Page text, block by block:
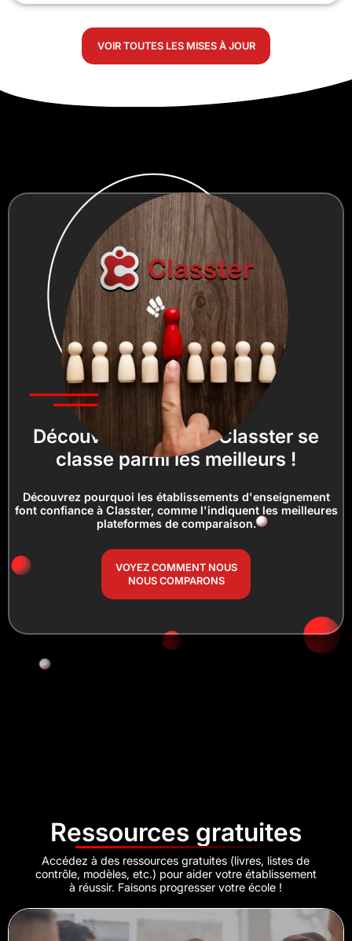
VOIR TOUTES LES MISES À JOUR
Découvrez pourquoi Classter se
classe parmi les meilleurs !
Découvrez pourquoi les établissements d'enseignement
font confiance à Classter, comme l'indiquent les meilleures
plateformes de comparaison.
VOYEZ COMMENT NOUS
NOUS COMPARONS
Ressources gratuites
Accédez à des ressources gratuites (livres, listes de
contrôle, modèles, etc.) pour aider votre établissement
à réussir. Faisons progresser votre école !